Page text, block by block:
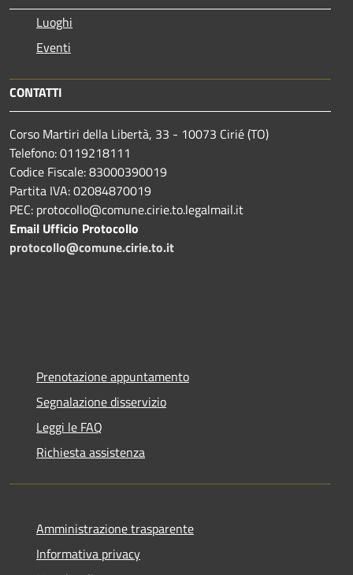
Luoghi
Eventi
CONTATTI
Corso Martiri della Libertà, 33 - 10073 Cirié (TO)
Telefono: 0119218111
Codice Fiscale: 83000390019
Partita IVA: 02084870019
PEC: protocollo@comune.cirie.to.legalmail.it
Email Ufficio Protocollo
protocollo@comune.cirie.to.it
Prenotazione appuntamento
Segnalazione disservizio
Leggi le FAQ
Richiesta assistenza
Amministrazione trasparente
Informativa privacy